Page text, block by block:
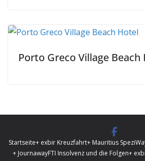
Porto Greco Village Beach
Startseite+ exbir Kreuzfahrt+ Mauritius Spezi
+ JournawayFTI Insolvenz und die Folgen+